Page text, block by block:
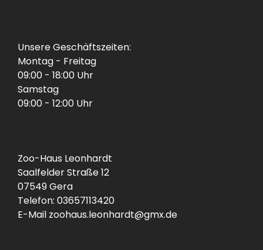
Unsere Geschäftszeiten:
Montag - Freitag
09:00 - 18:00 Uhr
Samstag
09:00 - 12:00 Uhr
Zoo-Haus Leonhardt
Saalfelder Straße 12
07549 Gera
Telefon: 03657113420
E-Mail zoohaus.leonhardt@gmx.de